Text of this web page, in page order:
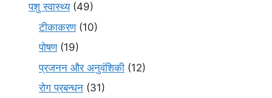
पशु स्वास्थ्य(49)
टीकाकरण(10)
पोषण(19)
प्रजनन और अनुवंशिकी (12)
रोग प्रबन्धन (31)